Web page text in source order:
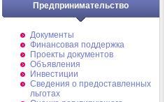
Предпринимательство
Документы
Финансовая поддержка
Проекты документов
Объявления
Инвестиции
Сведения о предоставленных
льготах